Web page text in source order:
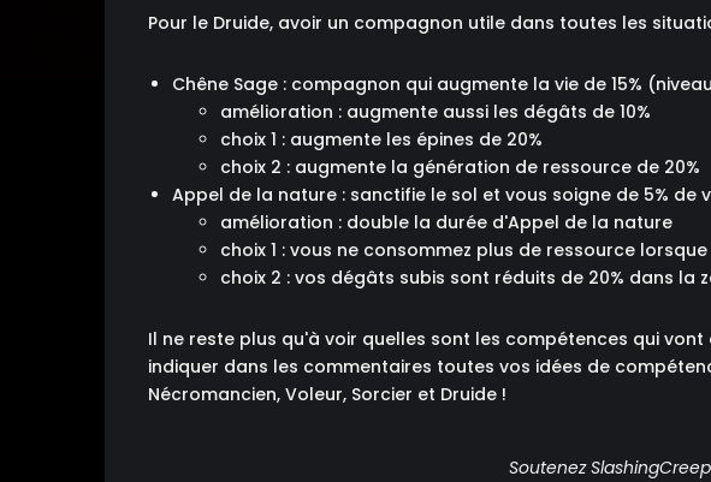
Pour le Druide, avoir un compagnon utile dans toutes les
Chêne Sage : compagnon qui augmente la vie de 15%
amélioration : augmente aussi les dégâts de 10%
choix 1 : augmente les épines de 20%
choix 2 : augmente la génération de ressource de 20%
Appel de la nature : sanctifie le sol et vous soigne de 5% de
amélioration : double la durée d'Appel de la nature
choix 1 : vous ne consommez plus de ressource
choix 2 : vos dégâts subis sont réduits de 20% dans la
Il ne reste plus qu'à voir quelles sont les compétences qui
indiquer dans les commentaires toutes vos idées de
Nécromancien, Voleur, Sorcier et Druide !
Soutenez